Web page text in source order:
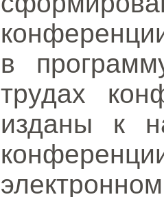
в
трудах
изданы к